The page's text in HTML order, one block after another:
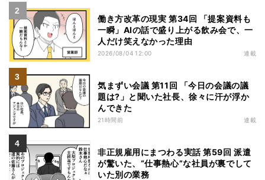
働き方改革の現実 第34回 「提案資料も
一瞬」AIの話で盛り上がる飲み会で、一
人だけ笑えなかった理由
2026/08/04 12:00 連載
気まずい会議 第11回 「今日の会議の議
題は?」と聞いた社長、徐々に汗が浮か
んできた
21時間前 連載
非正規雇用にまつわる実話 第59回 派遣
が驚いた、“仕事熱心”な社員が裏でして
いた別の業務